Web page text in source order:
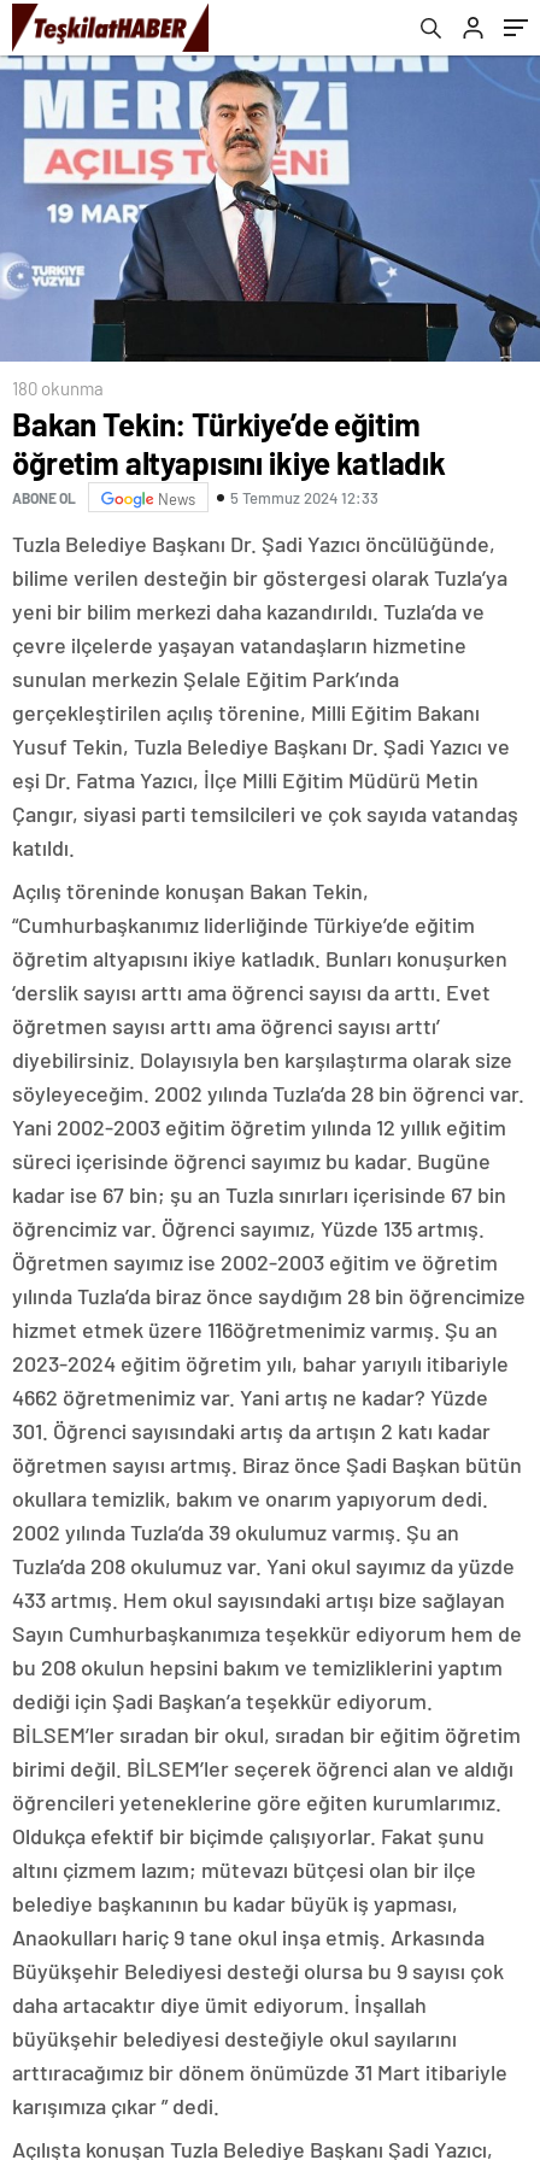
180 okunma
Bakan Tekin: Türkiye’de eğitim
öğretim altyapısını ikiye katladık
ABONE OL News 5 Temmuz 2024 12:33
Tuzla Belediye Başkanı Dr. Şadi Yazıcı öncülüğünde,
bilime verilen desteğin bir göstergesi olarak Tuzla’ya
yeni bir bilim merkezi daha kazandırıldı. Tuzla’da ve
çevre ilçelerde yaşayan vatandaşların hizmetine
sunulan merkezin Şelale Eğitim Park’ında
gerçekleştirilen açılış törenine, Milli Eğitim Bakanı
Yusuf Tekin, Tuzla Belediye Başkanı Dr. Şadi Yazıcı ve
eşi Dr. Fatma Yazıcı, İlçe Milli Eğitim Müdürü Metin
Çangır, siyasi parti temsilcileri ve çok sayıda vatandaş
katıldı.
Açılış töreninde konuşan Bakan Tekin,
“Cumhurbaşkanımız liderliğinde Türkiye’de eğitim
öğretim altyapısını ikiye katladık. Bunları konuşurken
‘derslik sayısı arttı ama öğrenci sayısı da arttı. Evet
öğretmen sayısı arttı ama öğrenci sayısı arttı’
diyebilirsiniz. Dolayısıyla ben karşılaştırma olarak size
söyleyeceğim. 2002 yılında Tuzla’da 28 bin öğrenci var.
Yani 2002-2003 eğitim öğretim yılında 12 yıllık eğitim
süreci içerisinde öğrenci sayımız bu kadar. Bugüne
kadar ise 67 bin; şu an Tuzla sınırları içerisinde 67 bin
öğrencimiz var. Öğrenci sayımız, Yüzde 135 artmış.
Öğretmen sayımız ise 2002-2003 eğitim ve öğretim
yılında Tuzla’da biraz önce saydığım 28 bin öğrencimize
hizmet etmek üzere 116öğretmenimiz varmış. Şu an
2023-2024 eğitim öğretim yılı, bahar yarıyılı itibariyle
4662 öğretmenimiz var. Yani artış ne kadar? Yüzde
301. Öğrenci sayısındaki artış da artışın 2 katı kadar
öğretmen sayısı artmış. Biraz önce Şadi Başkan bütün
okullara temizlik, bakım ve onarım yapıyorum dedi.
2002 yılında Tuzla’da 39 okulumuz varmış. Şu an
Tuzla’da 208 okulumuz var. Yani okul sayımız da yüzde
433 artmış. Hem okul sayısındaki artışı bize sağlayan
Sayın Cumhurbaşkanımıza teşekkür ediyorum hem de
bu 208 okulun hepsini bakım ve temizliklerini yaptım
dediği için Şadi Başkan’a teşekkür ediyorum.
BİLSEM’ler sıradan bir okul, sıradan bir eğitim öğretim
birimi değil. BİLSEM’ler seçerek öğrenci alan ve aldığı
öğrencileri yeteneklerine göre eğiten kurumlarımız.
Oldukça efektif bir biçimde çalışıyorlar. Fakat şunu
altını çizmem lazım; mütevazı bütçesi olan bir ilçe
belediye başkanının bu kadar büyük iş yapması,
Anaokulları hariç 9 tane okul inşa etmiş. Arkasında
Büyükşehir Belediyesi desteği olursa bu 9 sayısı çok
daha artacaktır diye ümit ediyorum. İnşallah
büyükşehir belediyesi desteğiyle okul sayılarını
arttıracağımız bir dönem önümüzde 31 Mart itibariyle
karışımıza çıkar ” dedi.
Açılışta konuşan Tuzla Belediye Başkanı Şadi Yazıcı,